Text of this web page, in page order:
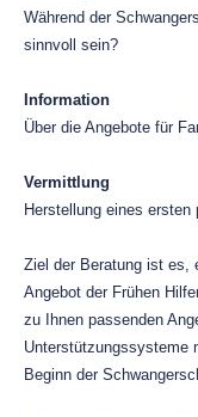
Während der
sinnvoll sein?
Information
Über die Angebote für
Vermittlung
Herstellung eines
Ziel der Beratung ist es,
Angebot der Frühen
zu Ihnen passenden
Unterstützungssysteme
Beginn der